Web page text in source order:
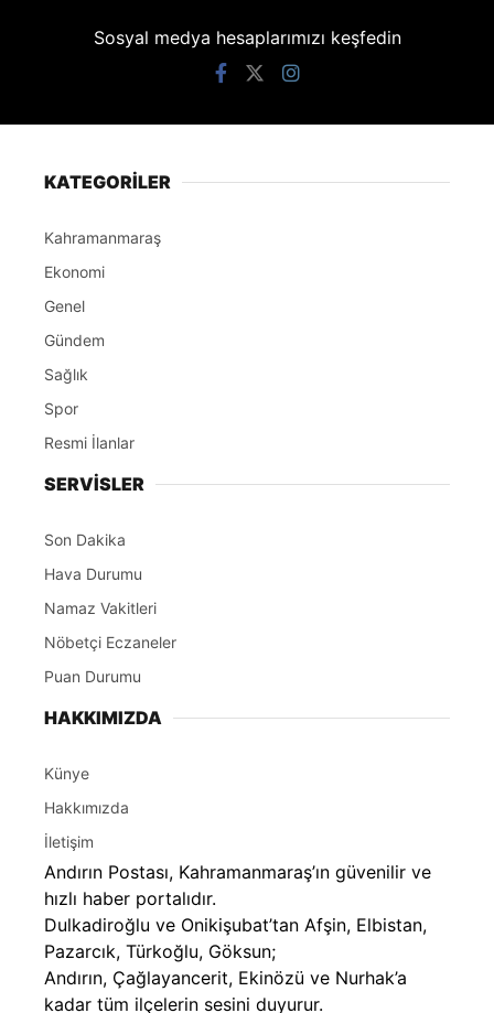
Sosyal medya hesaplarımızı keşfedin
KATEGORİLER
Kahramanmaraş
Ekonomi
Genel
Gündem
Sağlık
Spor
Resmi İlanlar
SERVİSLER
Son Dakika
Hava Durumu
Namaz Vakitleri
Nöbetçi Eczaneler
Puan Durumu
HAKKIMIZDA
Künye
Hakkımızda
İletişim
Andırın Postası, Kahramanmaraş’ın güvenilir ve
hızlı haber portalıdır.
Dulkadiroğlu ve Onikişubat’tan Afşin, Elbistan,
Pazarcık, Türkoğlu, Göksun;
Andırın, Çağlayancerit, Ekinözü ve Nurhak’a
kadar tüm ilçelerin sesini duyurur.